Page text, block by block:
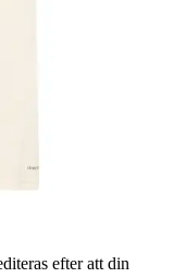
efter att din